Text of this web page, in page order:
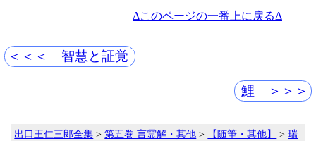
Δこのページの一番上に戻るΔ
＜＜＜ 智慧と証覚
鯉 ＞＞＞
出口王仁三郎全集 >第五巻 言霊解・其他 > 【随筆・其他】 >瑞